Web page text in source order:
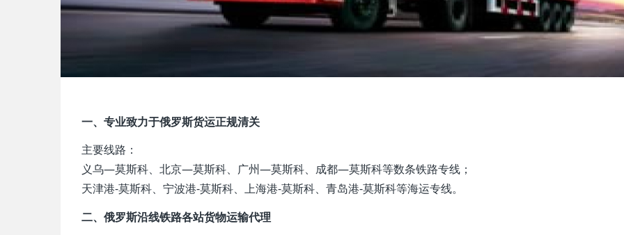
一、专业致力于俄罗斯货运正规清关
主要线路：
义乌—莫斯科、北京—莫斯科、广州—莫斯科、成都—莫斯科等数条铁路专线；
天津港-莫斯科、宁波港-莫斯科、上海港-莫斯科、青岛港-莫斯科等海运专线。
二、俄罗斯沿线铁路各站货物运输代理